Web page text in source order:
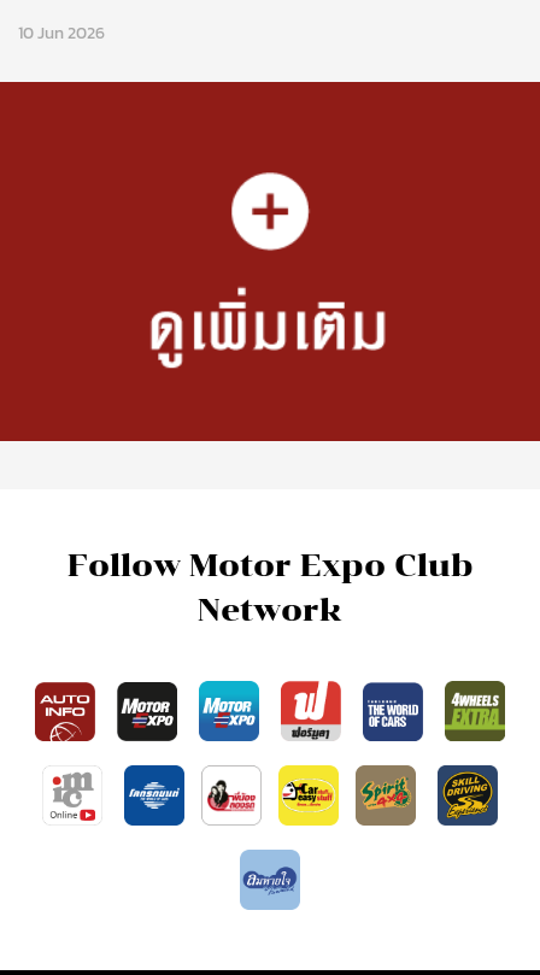
10 Jun 2026
Follow Motor Expo Club
Network